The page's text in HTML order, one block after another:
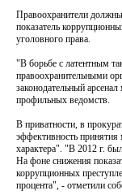
Правоохранители
показатель
уголовного права.
"В борьбе с латентным
правоохранительными
законодательный
профильных ведомств.
В приватности, в
эффективность
характера". "В 2012 г.
На фоне снижения
коррупционных
процента", - отметили